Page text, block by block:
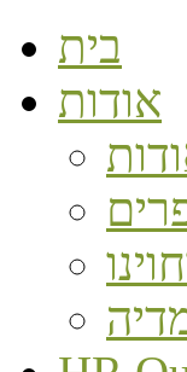
בית
אודות